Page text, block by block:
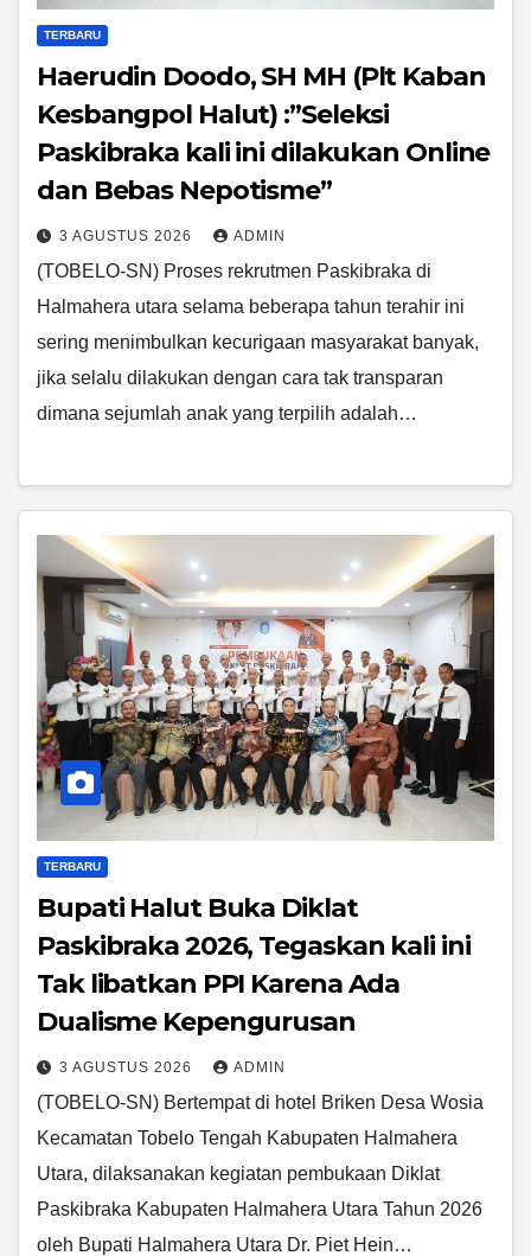
TERBARU
Haerudin Doodo, SH MH (Plt Kaban
Kesbangpol Halut) :”Seleksi
Paskibraka kali ini dilakukan Online
dan Bebas Nepotisme”
3 AGUSTUS 2026 ADMIN
(TOBELO-SN) Proses rekrutmen Paskibraka di
Halmahera utara selama beberapa tahun terahir ini
sering menimbulkan kecurigaan masyarakat banyak,
jika selalu dilakukan dengan cara tak transparan
dimana sejumlah anak yang terpilih adalah…
TERBARU
Bupati Halut Buka Diklat
Paskibraka 2026, Tegaskan kali ini
Tak libatkan PPI Karena Ada
Dualisme Kepengurusan
3 AGUSTUS 2026 ADMIN
(TOBELO-SN) Bertempat di hotel Briken Desa Wosia
Kecamatan Tobelo Tengah Kabupaten Halmahera
Utara, dilaksanakan kegiatan pembukaan Diklat
Paskibraka Kabupaten Halmahera Utara Tahun 2026
oleh Bupati Halmahera Utara Dr. Piet Hein…